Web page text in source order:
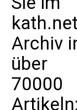
kath.net
Archiv
über
70000
Artikeln: